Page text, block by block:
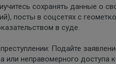
сохранять данные о
посты в соцсетях с
в суде.
Подайте
или неправомерного